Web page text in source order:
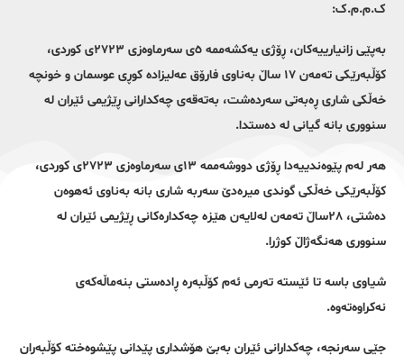
ک.م.م.ک:
بەپێی زانیارییەکان، ڕۆژی یەکشەممە ٥ی سەرماوەزی ٢٧٢٣ی کوردی،
کۆڵبەرێکی تەمەن ١٧ ساڵ بەناوی فارۆق عەلیزادە کوڕی عوسمان و خونچە
خەڵکی شاری ڕەبەتی سەردەشت، بەتەقەی چەکدارانی ڕێژیمی ئێران لە
سنووری بانە گیانی لە دەستدا.
هەر لەم پێوەندییەدا ڕۆژی دووشەممە ١٣ی سەرماوەزی ٢٧٢٣ی کوردی،
کۆڵبەرێکی خەڵکی گوندی میرەدێ سەربە شاری بانە بەناوی ئەهوەن
دەشتی، ٢٨ساڵ تەمەن لەلایەن هێزە چەکدارەکانی ڕێژیمی ئێران لە
سنووری هەنگەژاڵ کوژرا.
شیاوی باسە تا ئێستە تەرمی ئەم کۆڵبەرە ڕادەستی بنەماڵەکەی
نەکراوەتەوە.
جێی سەرنجە، چەکدارانی ئێران بەبێ هۆشداری پێدانی پێشوەختە کۆڵبەران